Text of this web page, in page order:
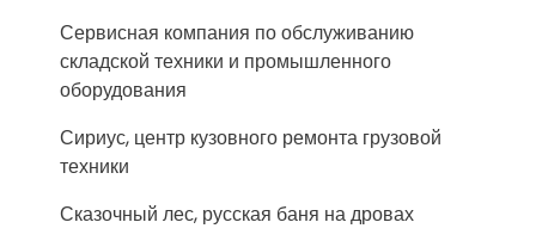
Сервисная компания по обслуживанию
складской техники и промышленного
оборудования
Сириус, центр кузовного ремонта грузовой
техники
Сказочный лес, русская баня на дровах